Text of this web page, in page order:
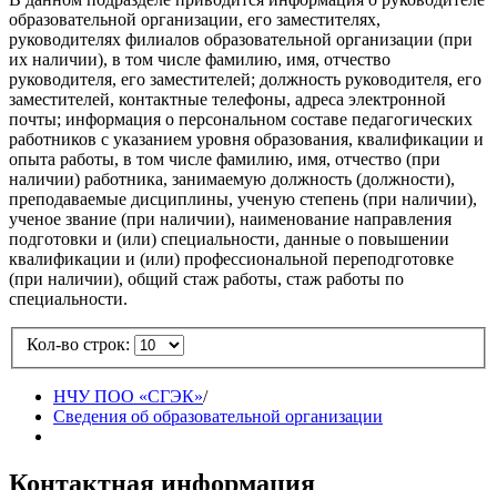
образовательной организации, его заместителях,
руководителях филиалов образовательной организации (при
их наличии), в том числе фамилию, имя, отчество
руководителя, его заместителей; должность руководителя, его
заместителей, контактные телефоны, адреса электронной
почты; информация о персональном составе педагогических
работников с указанием уровня образования, квалификации и
опыта работы, в том числе фамилию, имя, отчество (при
наличии) работника, занимаемую должность (должности),
преподаваемые дисциплины, ученую степень (при наличии),
ученое звание (при наличии), наименование направления
подготовки и (или) специальности, данные о повышении
квалификации и (или) профессиональной переподготовке
(при наличии), общий стаж работы, стаж работы по
специальности.
Кол-во строк:
НЧУ ПОО «СГЭК»/
Сведения об образовательной организации
Контактная информация